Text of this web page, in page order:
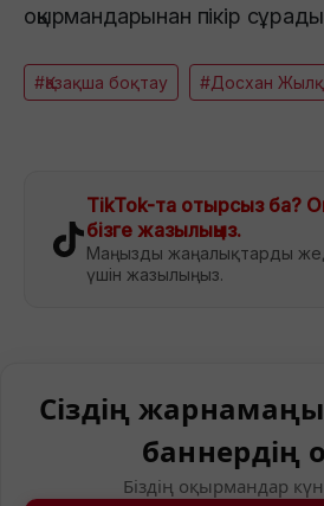
оқырмандарынан пікір
#Қазақша боқтау #Досхан
TikTok-та отырсыз ба?
бізге жазылыңыз.
Маңызды жаңалықтарды
үшін жазылыңыз.
Сіздің
баннердің
Біздің оқырмандар